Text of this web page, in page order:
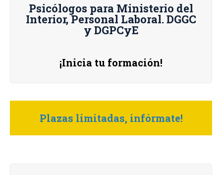
Psicólogos para Ministerio del
Interior, Personal Laboral. DGGC
y DGPCyE
¡Inicia tu formación!
Plazas limitadas, infórmate!